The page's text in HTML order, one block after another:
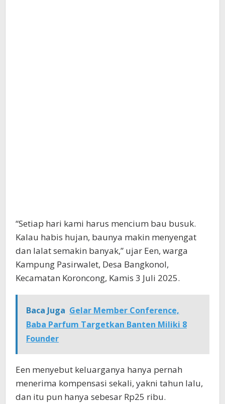
“Setiap hari kami harus mencium bau busuk.
Kalau habis hujan, baunya makin menyengat
dan lalat semakin banyak,” ujar Een, warga
Kampung Pasirwalet, Desa Bangkonol,
Kecamatan Koroncong, Kamis 3 Juli 2025.
Baca Juga Gelar Member Conference,
Baba Parfum Targetkan Banten Miliki 8
Founder
Een menyebut keluarganya hanya pernah
menerima kompensasi sekali, yakni tahun lalu,
dan itu pun hanya sebesar Rp25 ribu.